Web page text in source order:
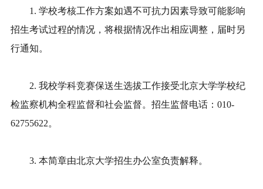
1. 学校考核工作方案如遇不可抗力因素导致可能影响
招生考试过程的情况，将根据情况作出相应调整，届时另
行通知。
2. 我校学科竞赛保送生选拔工作接受北京大学学校纪
检监察机构全程监督和社会监督。招生监督电话：010-
62755622。
3. 本简章由北京大学招生办公室负责解释。